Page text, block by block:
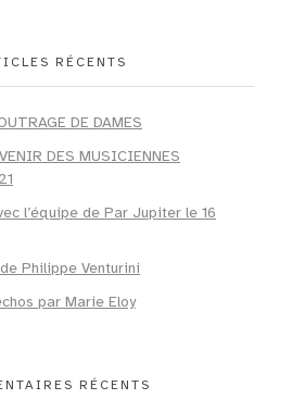
RÉCENTS
DE DAMES
DES MUSICIENNES
l’équipe de Par Jupiter le 16
Philippe Venturini
par Marie Eloy
RÉCENTS